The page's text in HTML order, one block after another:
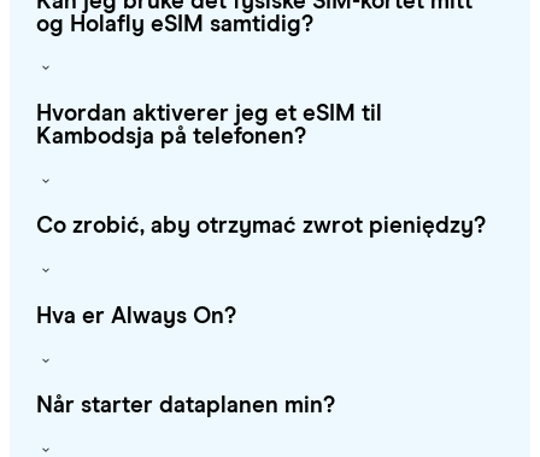
og Holafly eSIM samtidig?
Hvordan aktiverer jeg et eSIM til
Kambodsja på telefonen?
Co zrobić, aby otrzymać zwrot pieniędzy?
Hva er Always On?
Når starter dataplanen min?